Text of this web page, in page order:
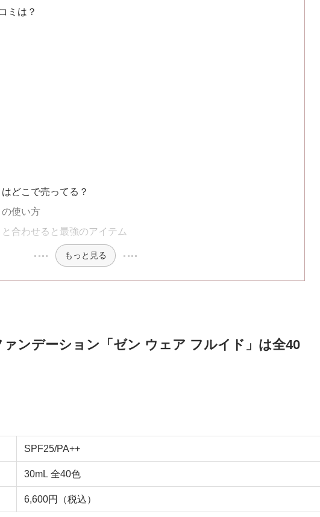
ミは？
どこで売ってる？
の使い方
合わせると最強のアイテム
もっと見る
ンデーション「ゼン ウェア フルイド」は全40
SPF25/PA++
30mL 全40色
6,600円（税込）